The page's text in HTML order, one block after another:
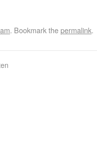
. Bookmark thepermalink.